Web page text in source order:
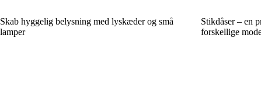
Skab hyggelig belysning med lyskæder og små
lamper
Stikdåser – en
forskellige